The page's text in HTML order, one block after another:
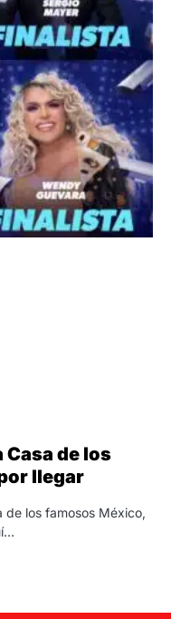
Casa de los
llegar
de los famosos México,